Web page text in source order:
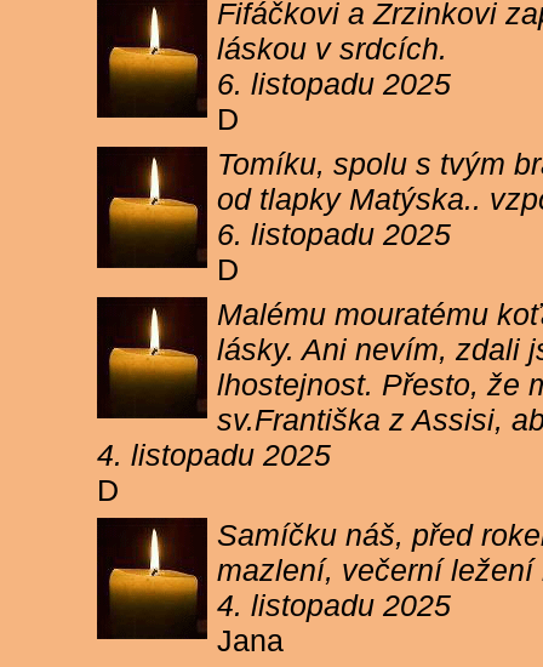
Fifáčkovi a Zrzinkovi
láskou v srdcích.
6. listopadu 2025
D
Tomíku, spolu s tvým
od tlapky Matýska..
6. listopadu 2025
D
Malému mouratému
lásky. Ani nevím, zdali
lhostejnost. Přesto, že
sv.Františka z Assisi,
4. listopadu 2025
D
Samíčku náš, před
mazlení, večerní
4. listopadu 2025
Jana